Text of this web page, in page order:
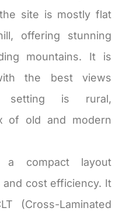
site is mostly flat
offering stunning
mountains. It is
the best views
setting is rural,
of old and modern
a compact layout
cost efficiency. It
(Cross-Laminated